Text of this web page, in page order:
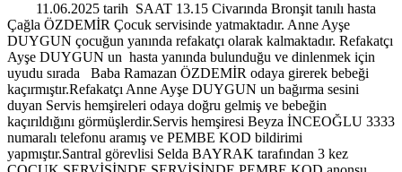
11.06.2025 tarih SAAT 13.15 Civarında Bronşit tanılı hasta
Çağla ÖZDEMİR Çocuk servisinde yatmaktadır. Anne Ayşe
DUYGUN çocuğun yanında refakatçı olarak kalmaktadır. Refakatçı
Ayşe DUYGUN un hasta yanında bulunduğu ve dinlenmek için
uyudu sırada Baba Ramazan ÖZDEMİR odaya girerek bebeği
kaçırmıştır.Refakatçı Anne Ayşe DUYGUN un bağırma sesini
duyan Servis hemşireleri odaya doğru gelmiş ve bebeğin
kaçırıldığını görmüşlerdir.Servis hemşiresi Beyza İNCEOĞLU 3333
numaralı telefonu aramış ve PEMBE KOD bildirimi
yapmıştır.Santral görevlisi Selda BAYRAK tarafından 3 kez